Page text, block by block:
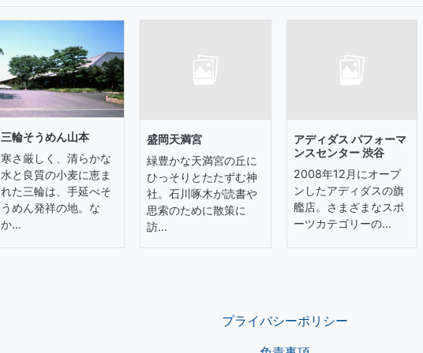
三輪そうめん山本
寒さ厳しく、清らかな
水と良質の小麦に恵ま
れた三輪は、手延べそ
うめん発祥の地。な
か...
盛岡天満宮
緑豊かな天満宮の丘に
ひっそりとたたずむ神
社。石川啄木が読書や
思索のために散策に
訪...
アディダス パフォーマ
ンスセンター 渋谷
2008年12月にオープ
ンしたアディダスの旗
艦店。さまざまなスポ
ーツカテゴリーの...
プライバシーポリシー